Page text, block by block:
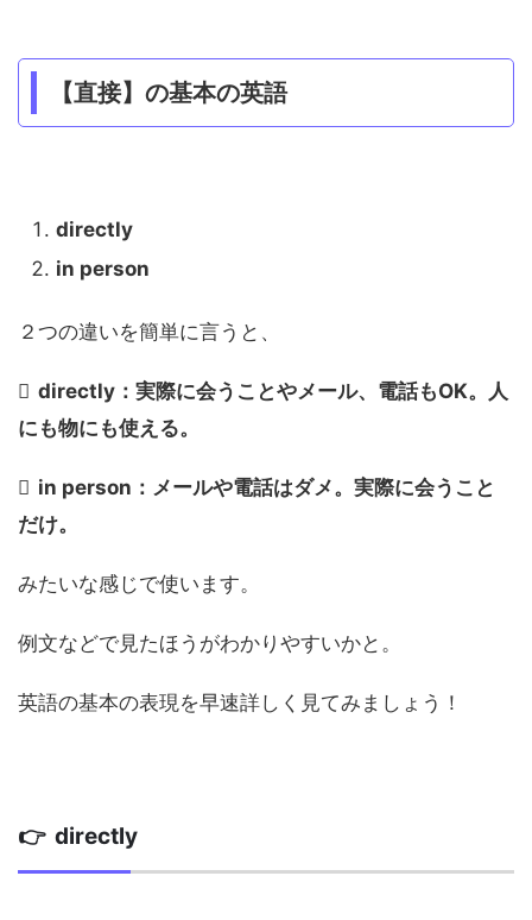
【直接】の基本の英語
directly
in person
２つの違いを簡単に言うと、
directly：実際に会うことやメール、電話もOK。人
にも物にも使える。
in person：メールや電話はダメ。実際に会うこと
だけ。
みたいな感じで使います。
例文などで見たほうがわかりやすいかと。
英語の基本の表現を早速詳しく見てみましょう！
👉 directly